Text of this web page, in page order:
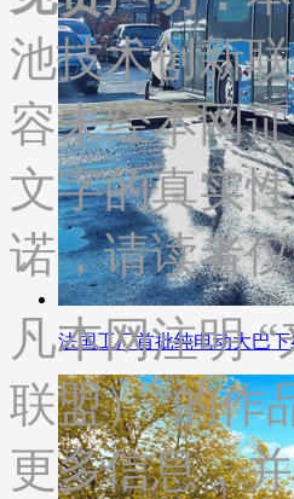
法国工厂首批纯电动大巴
池技术创新
容未经本网
文字的真实
诺，请读者
凡本网注明
联盟）”的作
更多信息，